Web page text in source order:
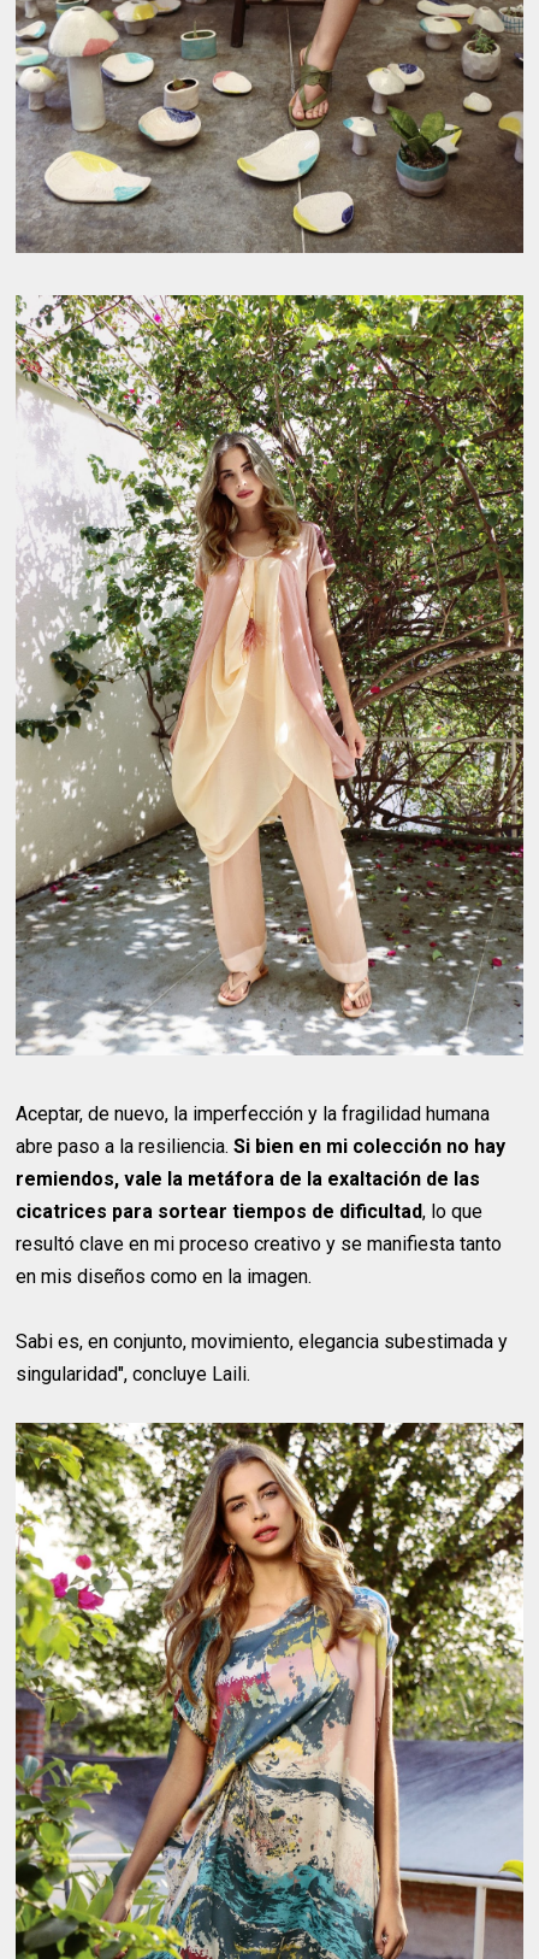
Aceptar, de nuevo, la imperfección y la fragilidad humana
abre paso a la resiliencia.Si bien en mi colección no hay
remiendos, vale la metáfora de la exaltación de las
cicatrices para sortear tiempos de dificultad, lo que
resultó clave en mi proceso creativo y se manifiesta tanto
en mis diseños como en la imagen.
Sabi es, en conjunto, movimiento, elegancia subestimada y
singularidad", concluye Laili.